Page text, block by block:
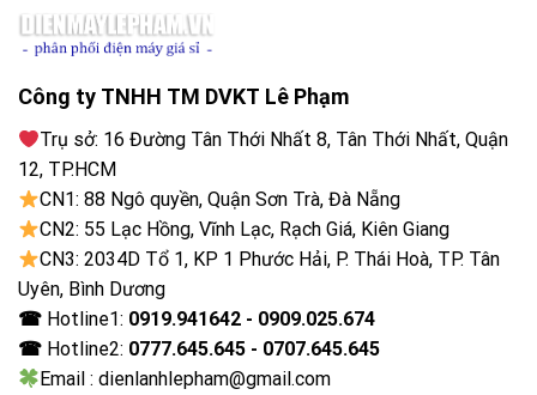
Công ty TNHH TM DVKT Lê Phạm
Trụ sở: 16 Đường Tân Thới Nhất 8, Tân Thới Nhất, Quận
12, TP.HCM
CN1: 88 Ngô quyền, Quận Sơn Trà, Đà Nẵng
CN2: 55 Lạc Hồng, Vĩnh Lạc, Rạch Giá, Kiên Giang
CN3: 2034D Tổ 1, KP 1 Phước Hải, P. Thái Hoà, TP. Tân
Uyên, Bình Dương
☎ Hotline1: 0919.941642 - 0909.025.674
☎ Hotline2: 0777.645.645 - 0707.645.645
Email : dienlanhlepham@gmail.com